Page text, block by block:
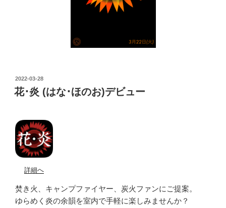
POSTED
ON
2022-03-28
花･炎 (はな･ほのお)デビュー
詳細へ
焚き火、キャンプファイヤー、炭火ファンにご提案。
ゆらめく炎の余韻を室内で手軽に楽しみませんか？